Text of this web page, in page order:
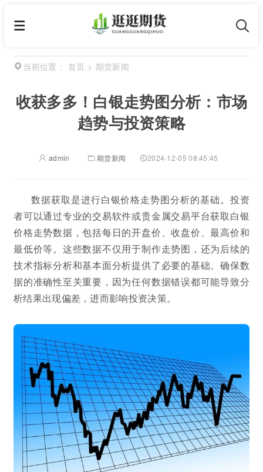
当前位置： 首页 > 期货新闻
收获多多！白银走势图分析：市场
趋势与投资策略
admin 期货新闻 2024-12-05 08:45:45
数据获取是进行白银价格走势图分析的基础。投资
者可以通过专业的交易软件或贵金属交易平台获取白银
价格走势数据，包括每日的开盘价、收盘价、最高价和
最低价等。这些数据不仅用于制作走势图，还为后续的
技术指标分析和基本面分析提供了必要的基础。确保数
据的准确性至关重要，因为任何数据错误都可能导致分
析结果出现偏差，进而影响投资决策。